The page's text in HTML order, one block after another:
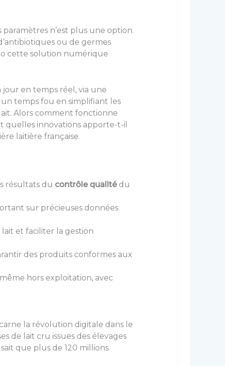
n’est plus une option.
ou de germes
cette solution numérique
en temps réel, via une
temps fou en simplifiant les
Alors comment fonctionne
quelles innovations apporte-t-il
laitière française.
résultats du contrôle qualitédu
sur précieuses données
et faciliter la gestion
des produits conformes aux
hors exploitation, avec
la révolution digitale dans le
de lait cru issues des élevages
que plus de 120 millions